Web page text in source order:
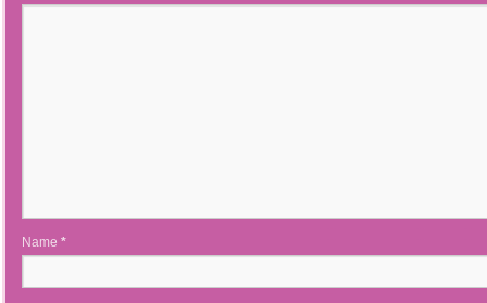
Name *